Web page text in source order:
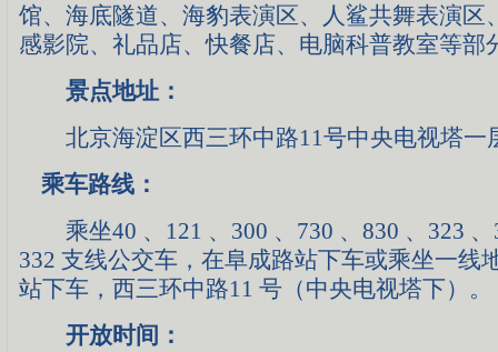
馆、海底隧道、海豹表演区、人鲨共舞表演区
感影院、礼品店、快餐店、电脑科普教室等部
景点地址：
北京海淀区西三环中路11号中央电视塔一
乘车路线：
乘坐40 、121 、300 、730 、830 、323 、
332 支线公交车，在阜成路站下车或乘坐一线
站下车，西三环中路11 号（中央电视塔下）。
开放时间：